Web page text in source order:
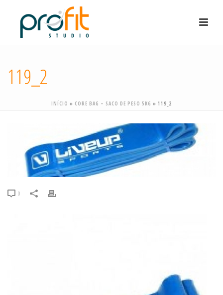
119_2
INÍCIO » CORE BAG – SACO DE PESO 5KG » 119_2
0